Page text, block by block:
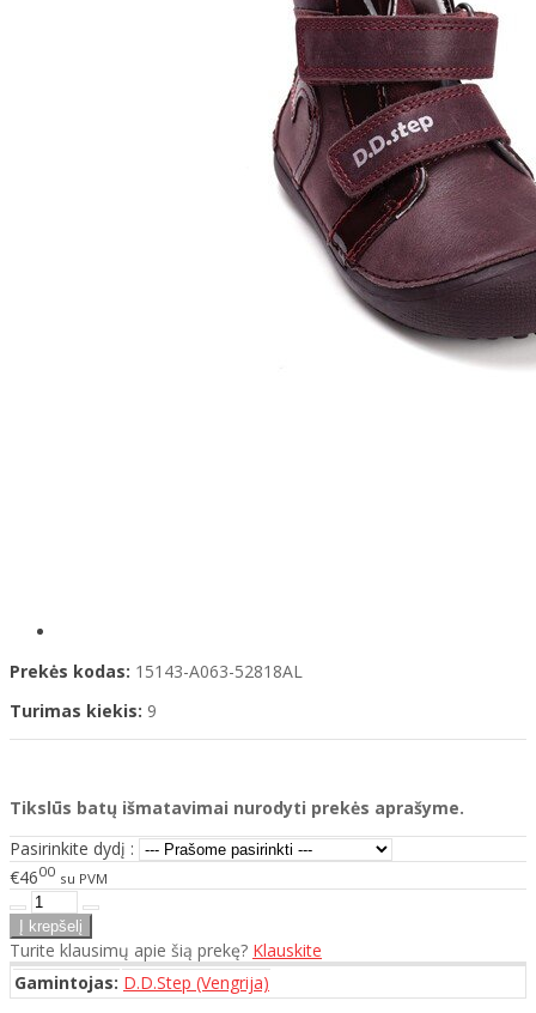
Prekės kodas: 15143-A063-52818AL
Turimas kiekis: 9
Tikslūs batų išmatavimai nurodyti prekės aprašyme.
Pasirinkite dydį :
€4600 su PVM
Turite klausimų apie šią prekę? Klauskite
Gamintojas: D.D.Step (Vengrija)